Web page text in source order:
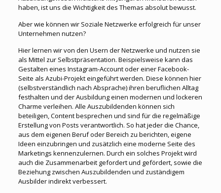
haben, ist uns die Wichtigkeit des Themas absolut bewusst.
Aber wie können wir Soziale Netzwerke erfolgreich für unser
Unternehmen nutzen?
Hier lernen wir von den Usern der Netzwerke und nutzen sie
als Mittel zur Selbstpräsentation. Beispielsweise kann das
Gestalten eines Instagram-Account oder einer Facebook-
Seite als Azubi-Projekt eingeführt werden. Diese können hier
(selbstverständlich nach Absprache) ihren beruflichen Alltag
festhalten und der Ausbildung einen modernen und lockeren
Charme verleihen. Alle Auszubildenden können sich
beteiligen, Content besprechen und sind für die regelmäßige
Erstellung von Posts verantwortlich. So hat jeder die Chance,
aus dem eigenen Beruf oder Bereich zu berichten, eigene
Ideen einzubringen und zusätzlich eine moderne Seite des
Marketings kennenzulernen. Durch ein solches Projekt wird
auch die Zusammenarbeit gefordert und gefördert, sowie die
Beziehung zwischen Auszubildenden und zuständigem
Ausbilder indirekt verbessert.